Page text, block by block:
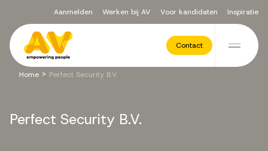
Ga naar de inhoud
Aanmelden Werken bij AV Voor kandidaten Inspiratie
Contact
Voor opdrachtgevers
Home > Perfect Security B.V.
Perfect Security B.V.